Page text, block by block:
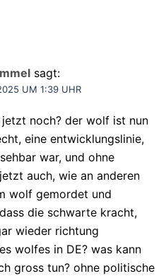
sagt:
UM 1:39 UHR
noch? der wolf ist nun
eine entwicklungslinie,
war, und ohne
auch, wie an anderen
wolf gemordet und
die schwarte kracht,
wieder richtung
wolfes in DE? was kann
gross tun? ohne politische